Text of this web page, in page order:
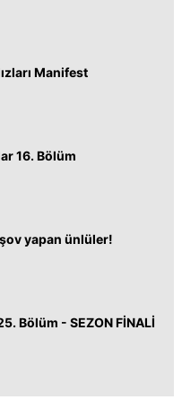
Manifest
16. Bölüm
yapan ünlüler!
Bölüm - SEZON FİNALİ